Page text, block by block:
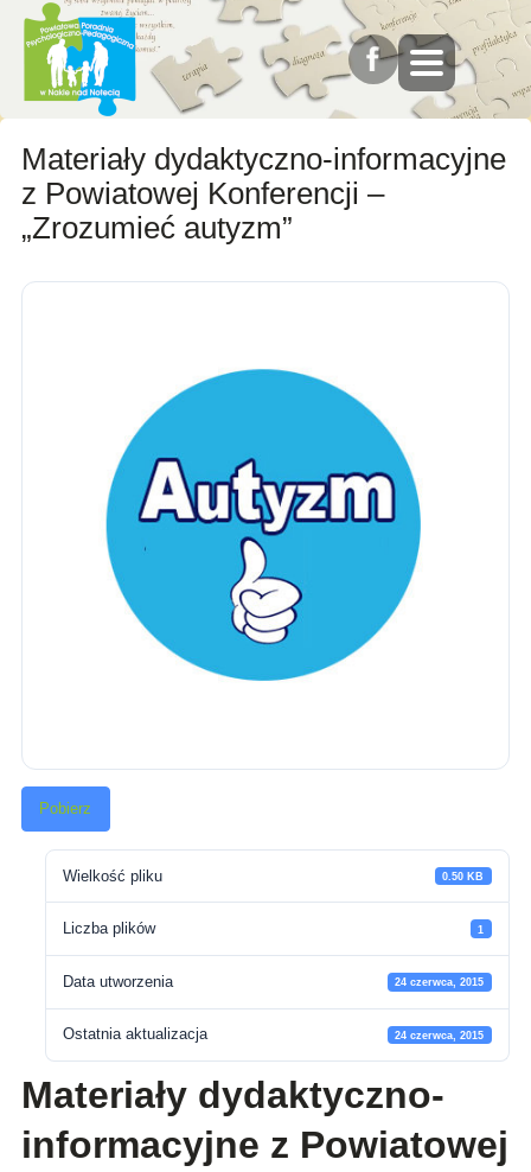
Materiały dydaktyczno-informacyjne
z Powiatowej Konferencji –
„Zrozumieć autyzm”
Pobierz
Wielkość pliku 0.50 KB
Liczba plików 1
Data utworzenia 24 czerwca, 2015
Ostatnia aktualizacja 24 czerwca, 2015
Materiały dydaktyczno-
informacyjne z Powiatowej